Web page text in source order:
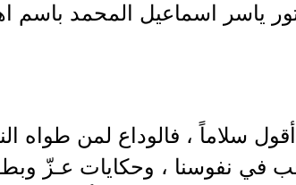
ياسر اسماعيل المحمد باسم
سلاماً ، فالوداع لمن طواه
في نفوسنا ، وحكايات عـزّ